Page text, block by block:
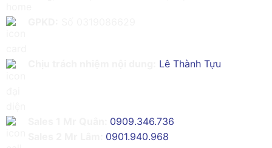
Lê Thành Tựu
0909.346.736
0901.940.968